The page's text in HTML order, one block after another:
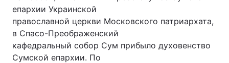
епархии Украинской
православной церкви Московского патриархата,
в Спасо-Преображенский
кафедральный собор Сум прибыло духовенство
Сумской епархии. По